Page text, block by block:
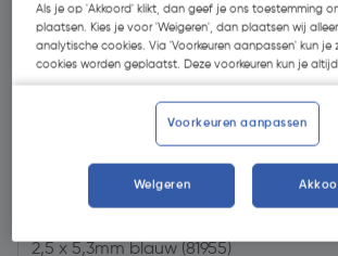
| Excl. btw € 3,27
Kies productvariant(2)
Als je op 'Akkoord' klikt, dan geef je ons toestemming
plaatsen. Kies je voor 'Weigeren', dan plaatsen wij
analytische cookies. Via 'Voorkeuren aanpassen' kun je
cookies worden geplaatst. Deze voorkeuren kun je
Voorkeuren aanpassen
Weigeren